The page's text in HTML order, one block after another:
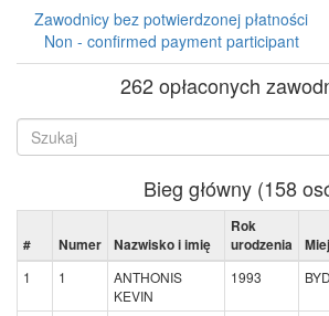
Zawodnicy bez potwierdzonej płatności
Non - confirmed payment participant
262 opłaconych
Bieg główny (158
# Numer Nazwisko i imię
Rok
urodzenia
1 1
ANTHONIS
KEVIN
1993